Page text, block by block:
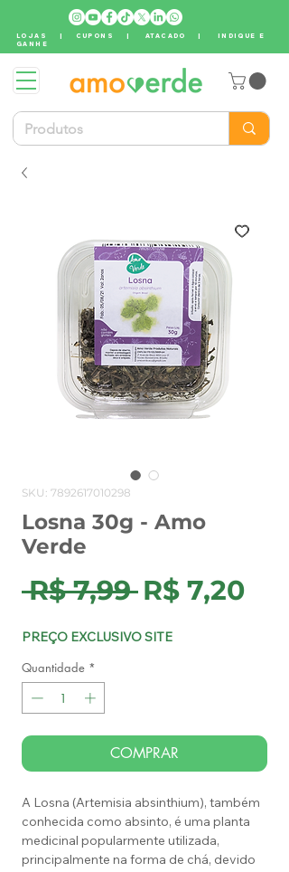
LOJAS | CUPONS |ATACADO | INDIQUE E
GANHE
SKU: 7892617010298
Losna 30g - Amo
Verde
R$ 7,99 Preço
normal
R$ 7,20
PREÇO EXCLUSIVO SITE
Quantidade *
COMPRAR
A Losna (Artemisia absinthium), também
conhecida como absinto, é uma planta
medicinal popularmente utilizada,
principalmente na forma de chá, devido